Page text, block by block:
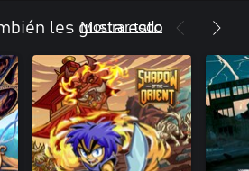
les gusta esto
Mostrar todo